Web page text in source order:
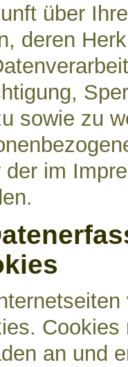
über
deren
sowie zu
der im
an und